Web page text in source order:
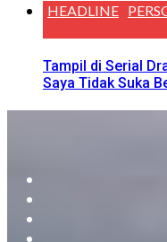
HEADLINE
Tampil di Serial
Saya Tidak Suka